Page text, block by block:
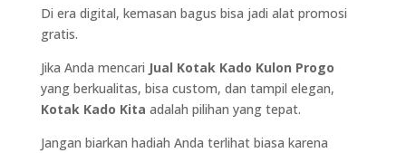
Di era digital, kemasan bagus bisa jadi alat promosi
gratis.
Jika Anda mencari Jual Kotak Kado Kulon Progo
yang berkualitas, bisa custom, dan tampil elegan,
Kotak Kado Kita adalah pilihan yang tepat.
Jangan biarkan hadiah Anda terlihat biasa karena